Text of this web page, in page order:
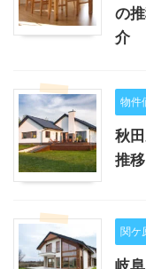
の
介
物件
秋
推
関ケ